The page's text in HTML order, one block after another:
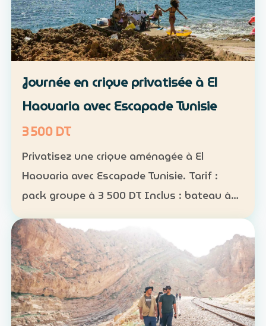
Journée en crique privatisée à El
Haouaria avec Escapade Tunisie
3 500 DT
Privatisez une crique aménagée à El
Haouaria avec Escapade Tunisie. Tarif :
pack groupe à 3 500 DT Inclus : bateau à
disposition, transfert, activités nautiques
et déjeuner selon la formule convenue Août
2026 : complet…